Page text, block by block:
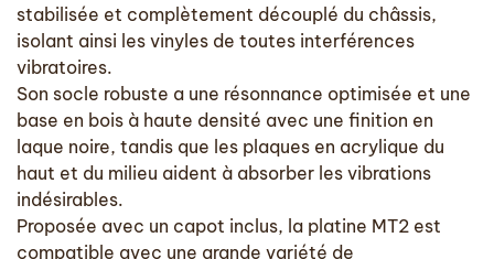
stabilisée et complètement découplé du châssis,
isolant ainsi les vinyles de toutes interférences
vibratoires.
Son socle robuste a une résonnance optimisée et une
base en bois à haute densité avec une finition en
laque noire, tandis que les plaques en acrylique du
haut et du milieu aident à absorber les vibrations
indésirables.
Proposée avec un capot inclus, la platine MT2 est
compatible avec une grande variété de